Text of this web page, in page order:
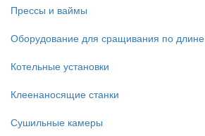
Прессы и ваймы
Оборудование для сращивания по длине
Котельные установки
Клеенаносящие станки
Сушильные камеры